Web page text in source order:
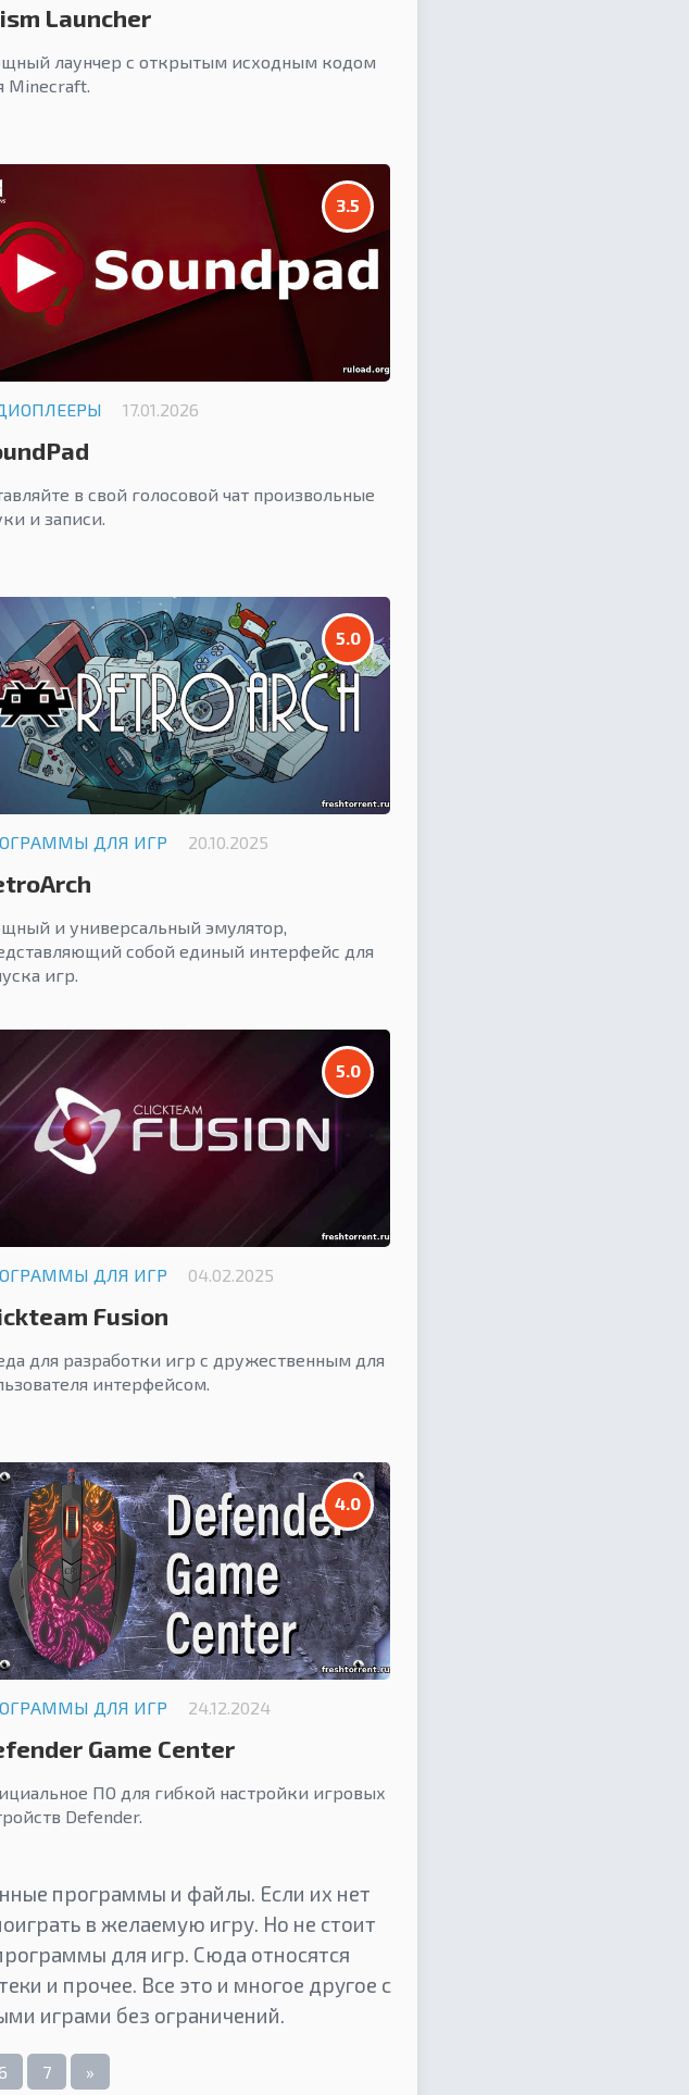
Launcher
лаунчер с открытым исходным кодом
Minecraft.
3.5
17.01.2026
в свой голосовой чат произвольные
и записи.
5.0
ДЛЯ ИГР 20.10.2025
и универсальный эмулятор,
собой единый интерфейс для
игр.
5.0
ДЛЯ ИГР 04.02.2025
Fusion
для разработки игр с дружественным для
интерфейсом.
4.0
ДЛЯ ИГР 24.12.2024
Game Center
ПО для гибкой настройки игровых
Defender.
программы и файлы. Если их нет
в желаемую игру. Но не стоит
для игр. Сюда относятся
и прочее. Все это и многое другое с
играми без ограничений.
7 »